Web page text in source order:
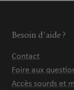
Besoin d'aide ?
Contact
Foire aux
Accès sourds et